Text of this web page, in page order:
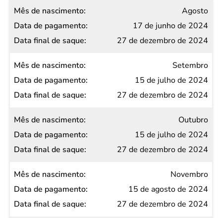
Agosto
17 de junho de 2024
27 de dezembro de 2024
Setembro
15 de julho de 2024
27 de dezembro de 2024
Outubro
15 de julho de 2024
27 de dezembro de 2024
Novembro
15 de agosto de 2024
27 de dezembro de 2024